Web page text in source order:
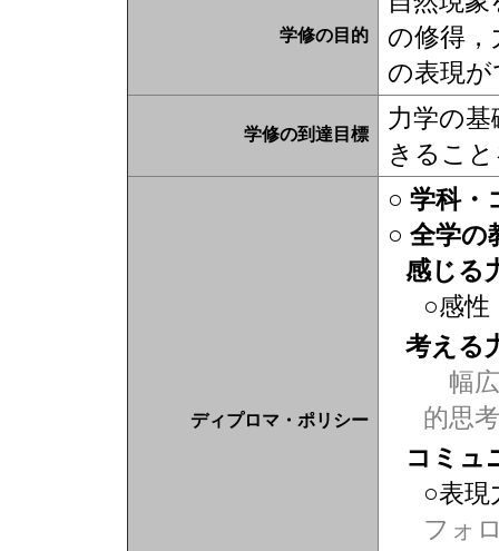
学修の目的
の修得
の表現
学修の到達目標
力学の
きるこ
ディプロマ・ポリシー
○ 学科・
○ 全学の
感じる
○感性
考える
幅
的思
コミュ
○表現
フォ